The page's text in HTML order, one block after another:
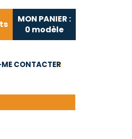
MON PANIER :
0 modèle
CONTACTER